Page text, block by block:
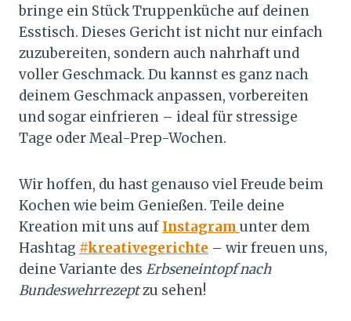
bringe ein Stück Truppenküche auf deinen
Esstisch. Dieses Gericht ist nicht nur einfach
zuzubereiten, sondern auch nahrhaft und
voller Geschmack. Du kannst es ganz nach
deinem Geschmack anpassen, vorbereiten
und sogar einfrieren – ideal für stressige
Tage oder Meal-Prep-Wochen.
Wir hoffen, du hast genauso viel Freude beim
Kochen wie beim Genießen. Teile deine
Kreation mit uns auf Instagram unter dem
Hashtag #kreativegerichte – wir freuen uns,
deine Variante des Erbseneintopf nach
Bundeswehrrezeptzu sehen!